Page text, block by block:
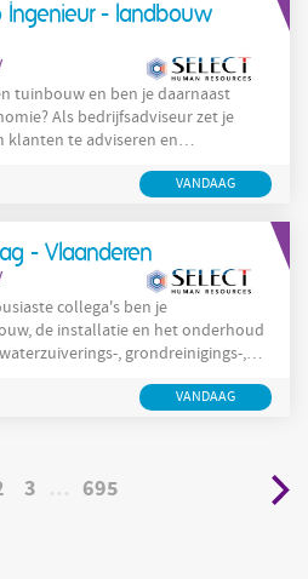
et l’engagement
Ingenieur - landbouw
tuinbouw en ben je daarnaast
zet je
klanten te adviseren en
ben
beste strategie voor elke
VANDAAG
- Vlaanderen
collega's ben je
de installatie en het onderhoud
, grondreinigings-,
taak is het elektrisch en mechanisch
VANDAAG
3 695